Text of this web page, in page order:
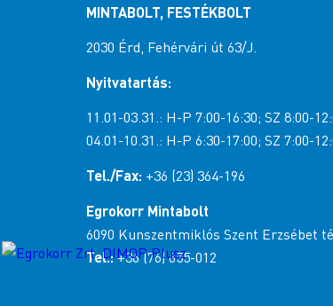
MINTABOLT, FESTÉKBOLT
2030 Érd, Fehérvári út 63/J.
Nyitvatartás:
11.01-03.31.: H-P 7:00-16:30; SZ 8:00-
04.01-10.31.: H-P 6:30-17:00; SZ 7:00-
Tel./Fax: +36 (23) 364-196
Egrokorr Mintabolt
6090 Kunszentmiklós Szent Erzsébet
Tel.: +36 (76) 655-012